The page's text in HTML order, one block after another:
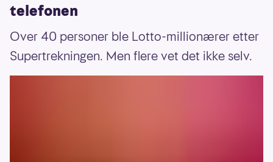
telefonen
Over 40 personer ble Lotto-millionærer etter
Supertrekningen. Men flere vet det ikke selv.